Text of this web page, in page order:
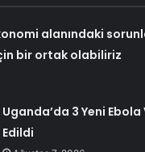
alanındaki
bir ortak olabiliriz
Uganda’da 3 Yeni
Edildi